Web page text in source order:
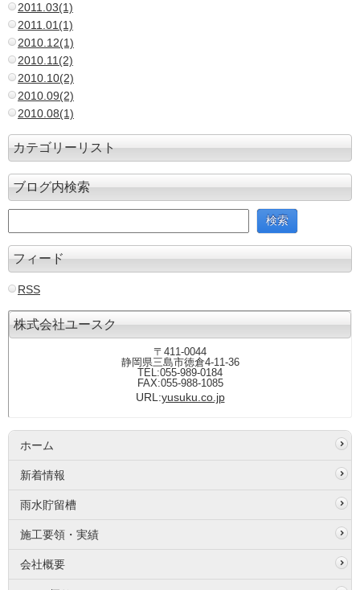
2011.03(1)
2011.01(1)
2010.12(1)
2010.11(2)
2010.10(2)
2010.09(2)
2010.08(1)
カテゴリーリスト
ブログ内検索
フィード
RSS
株式会社ユースク
〒411-0044
静岡県三島市徳倉4-11-36
TEL:055-989-0184
FAX:055-988-1085
URL:yusuku.co.jp
ホーム
新着情報
雨水貯留槽
施工要領・実績
会社概要